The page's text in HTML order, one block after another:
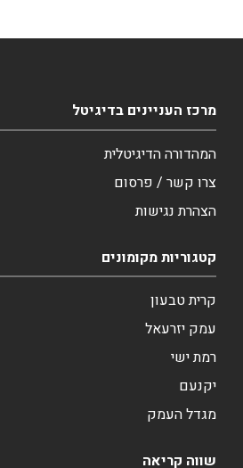
מרכז העניינים בדיגיטל
המהדורה הדיגיטלית
צרו קשר / פרסום
הצהרת נגישות
קטגוריות מקומונים
קרית טבעון
עמק יזרעאל
רמת ישי
יקנעם
מגדל העמק
שווה קריאה